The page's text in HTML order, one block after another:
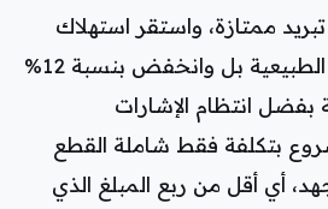
تبريد ممتازة، واستقر استهلاك
الكهرباء عند المعدلات الطبيعية بل وانخفض بنسبة 12%
بفضل انتظام الإشارات
بتكلفة فقط شاملة القطع
أي أقل من ربع المبلغ الذي